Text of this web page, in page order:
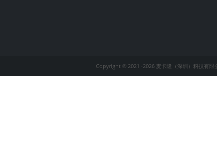
Copyright © 2021 -2026 麦卡隆（深圳）科技有